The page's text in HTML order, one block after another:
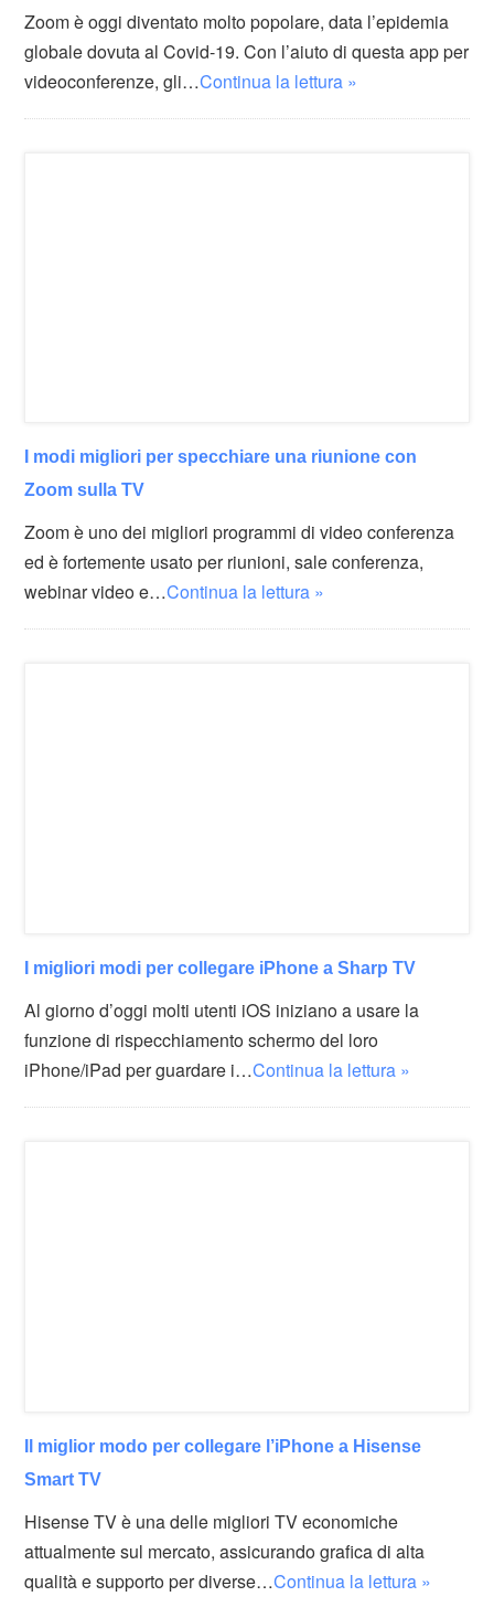
Zoom è oggi diventato molto popolare, data l’epidemia
globale dovuta al Covid-19. Con l’aiuto di questa app per
videoconferenze, gli…Continua la lettura »
I modi migliori per specchiare una riunione con
Zoom sulla TV
Zoom è uno dei migliori programmi di video conferenza
ed è fortemente usato per riunioni, sale conferenza,
webinar video e…Continua la lettura »
I migliori modi per collegare iPhone a Sharp TV
Al giorno d’oggi molti utenti iOS iniziano a usare la
funzione di rispecchiamento schermo del loro
iPhone/iPad per guardare i…Continua la lettura »
Il miglior modo per collegare l’iPhone a Hisense
Smart TV
Hisense TV è una delle migliori TV economiche
attualmente sul mercato, assicurando grafica di alta
qualità e supporto per diverse…Continua la lettura »